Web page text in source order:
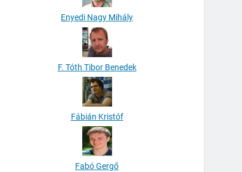
Enyedi Nagy Mihály
F. Tóth Tibor Benedek
Fábián Kristóf
Fabó Gergő